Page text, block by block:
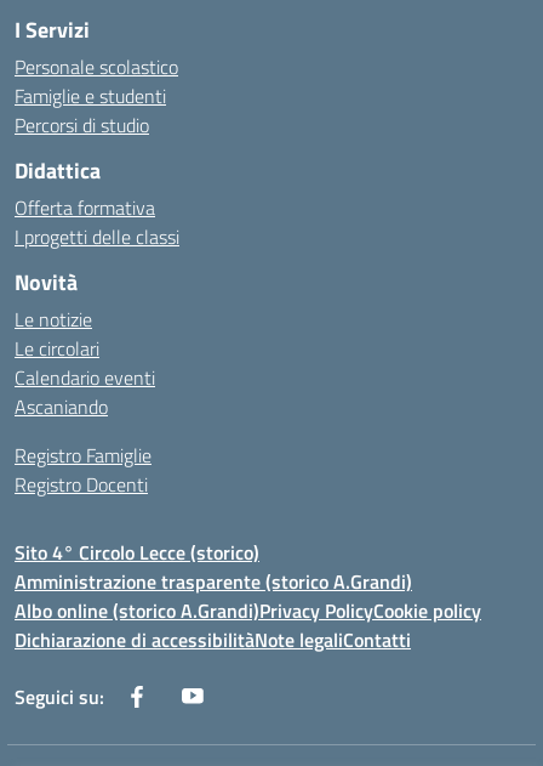
I Servizi
Personale scolastico
Famiglie e studenti
Percorsi di studio
Didattica
Offerta formativa
I progetti delle classi
Novità
Le notizie
Le circolari
Calendario eventi
Ascaniando
Registro Famiglie
Registro Docenti
Sito 4° Circolo Lecce (storico)
Amministrazione trasparente (storico A.Grandi)
Albo online (storico A.Grandi)Privacy PolicyCookie policy
Dichiarazione di accessibilitàNote legaliContatti
Seguici su: